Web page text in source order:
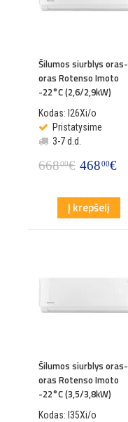
Šilumos siurblys oras-
oras Rotenso Imoto
-22°C (2,6/2,9kW)
Kodas: I26Xi/o
Pristatysime
3-7 d.d.
66800€ 46800€
Į krepšelį
Šilumos siurblys oras-
oras Rotenso Imoto
-22°C (3,5/3,8kW)
Kodas: I35Xi/o